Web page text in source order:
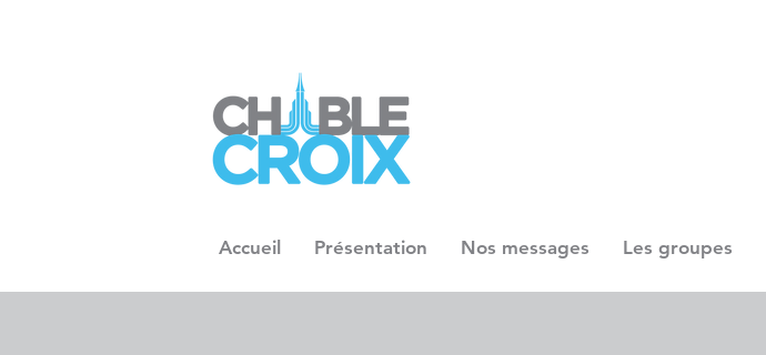
Accueil Présentation Nos messages Les groupes